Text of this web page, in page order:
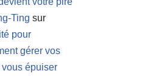
Ting sur
pour
gérer vos
épuiser